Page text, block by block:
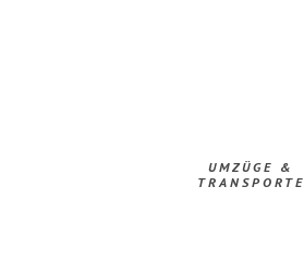
UMZÜGE &
TRANSPORTE